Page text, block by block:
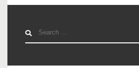
Search
for: